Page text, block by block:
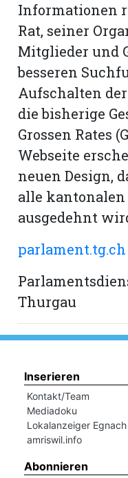
Informationen
Rat, seiner
Mitglieder und
besseren
Aufschalten
die bisherige
Grossen Rates
Webseite
neuen Design,
alle
ausgedehnt
parlament.tg.ch
Thurgau
Inserieren
Kontakt/Team
Mediadoku
Lokalanzeiger Egnach
amriswil.info
Abonnieren